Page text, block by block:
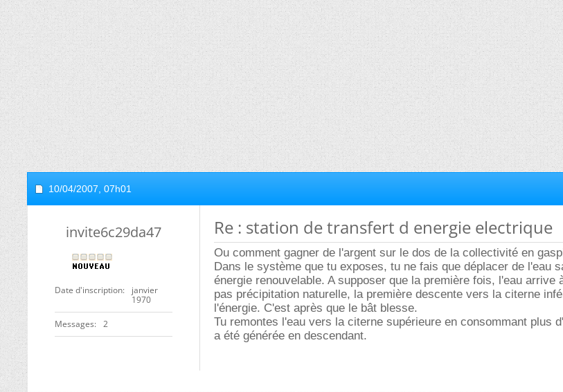
10/04/2007, 07h01
invite6c29da47
Date d'inscription
janvier
1970
Messages 2
Re : station de transfert d energie electrique
Ou comment gagner de l'argent sur le dos de la collectivité en
Dans le système que tu exposes, tu ne fais que déplacer de l'eau
énergie renouvelable. A supposer que la première fois, l'eau arrive
pas précipitation naturelle, la première descente vers la citerne
l'énergie. C'est après que le bât blesse.
Tu remontes l'eau vers la citerne supérieure en consommant plus
a été générée en descendant.